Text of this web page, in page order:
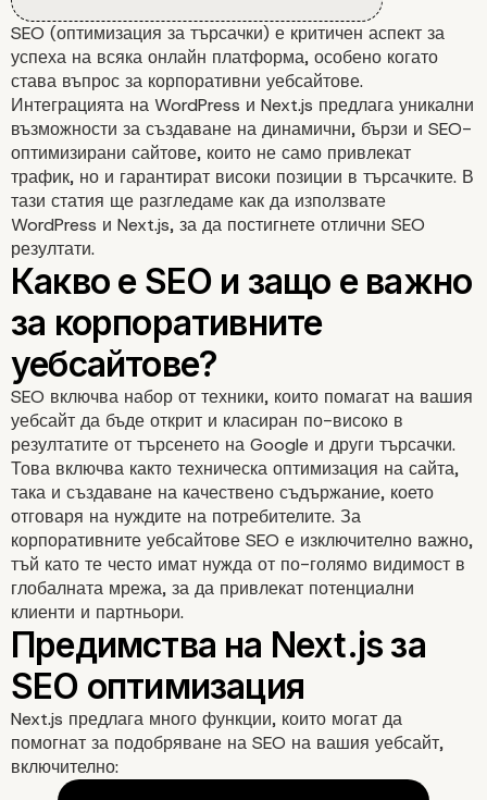
SEO (оптимизация за търсачки) е критичен аспект за
успеха на всяка онлайн платформа, особено когато
става въпрос за корпоративни уебсайтове.
Интеграцията на WordPress и Next.js предлага уникални
възможности за създаване на динамични, бързи и SEO-
оптимизирани сайтове, които не само привлекат
трафик, но и гарантират високи позиции в търсачките. В
тази статия ще разгледаме как да използвате
WordPress и Next.js, за да постигнете отлични SEO
резултати.
Какво е SEO и защо е
за корпоративните
уебсайтове?
SEO включва набор от техники, които помагат на вашия
уебсайт да бъде открит и класиран по-високо в
резултатите от търсенето на Google и други търсачки.
Това включва както техническа оптимизация на сайта,
така и създаване на качествено съдържание, което
отговаря на нуждите на потребителите. За
корпоративните уебсайтове SEO е изключително важно,
тъй като те често имат нужда от по-голямо видимост в
глобалната мрежа, за да привлекат потенциални
клиенти и партньори.
Next.js предлага много функции, които могат да
помогнат за подобряване на SEO на вашия уебсайт,
включително: